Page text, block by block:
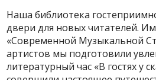
Наша библиотека
двери для новых читателей.
«Современной Музыкальной
артистов мы подготовили
литературный час «В гостях у